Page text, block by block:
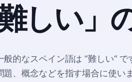
難しい」
般的なスペイン語は “難しい” で
題、概念などを指す場合に使い